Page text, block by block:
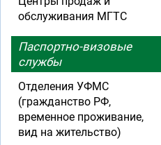
обслуживания МГТС
Паспортно-визовые
службы
Отделения УФМС
(гражданство РФ,
временное проживание,
вид на жительство)